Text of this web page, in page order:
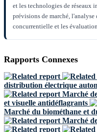
et les technologies de réseaux
prévisions de marché,
concurrentielle et les
Rapports Connexes
distribution électrique
Marché
et visuelle antidéflagrants
Marché du biométhane et
Marché